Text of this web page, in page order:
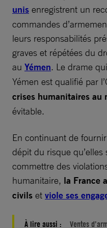
unis enregistrent un
commandes
leurs responsabilités
graves et répétées du
au Yémen. Le drame
Yémen est qualifié par
crises humanitaires au
évitable.
En continuant de
dépit du risque
commettre des
humanitaire, la France
civils et viole ses
À lire aussi : Ventes